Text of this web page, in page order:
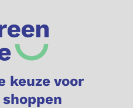
keuze voor